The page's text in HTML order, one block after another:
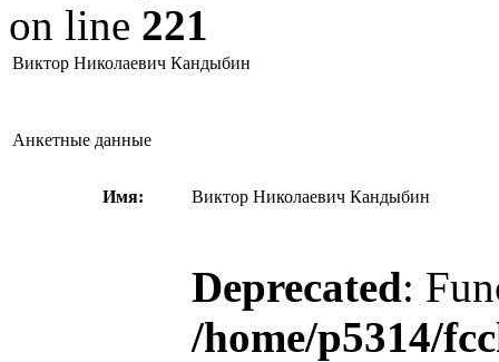
on line 221
Виктор Николаевич Кандыбин
Анкетные данные
Имя: Виктор Николаевич Кандыбин
Deprecated:
/home/p5314/